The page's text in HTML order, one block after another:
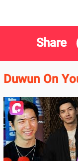
Share
Duwun On